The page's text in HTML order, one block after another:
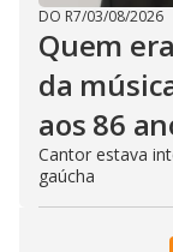
DO R7/03/08/2026
Quem
da
aos 86
Cantor estava
gaúcha